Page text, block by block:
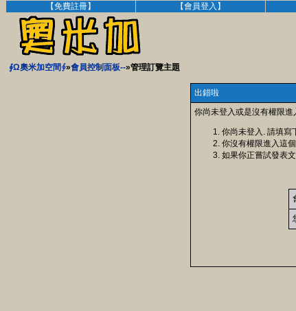
【免費註冊】 【會員登入】
∮Ω奧米加空間∮»會員控制面板--»管理訂覽主題
出錯啦
你尚未登入或是沒有權限
你尚未登入. 請填寫
你沒有權限進入這
如果你正嘗試發表